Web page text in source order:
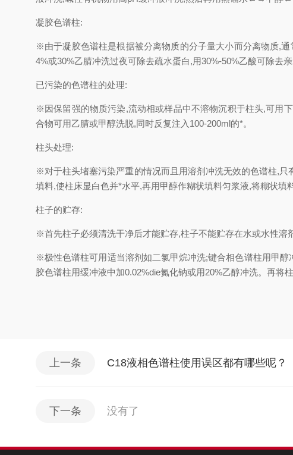
凝胶色谱柱:
※由于凝胶色谱柱是根据被分离物质的分子量大小而分离物质,
4%或30%乙腈冲洗过夜可除去疏水蛋白,用30%-50%乙酸可除
已污染的色谱柱的处理:
※因保留强的物质污染,流动相或样品中不溶物沉积于柱头,可用
合物可用乙腈或甲醇洗脱,同时反复注入100-200ml的*。
柱头处理:
※对于柱头堵塞污染严重的情况而且用溶剂冲洗无效的色谱柱,
填料,使柱床显白色并*水平,再用甲醇作糊状填料匀浆液,将糊状填
柱子的贮存:
※首先柱子必须清洗干净后才能贮存,柱子不能贮存在水或水性溶
※极性色谱柱可用适当溶剂如二氯甲烷冲洗;键合相色谱柱用甲
胶色谱柱用缓冲液中加0.02%die氮化钠或用20%乙醇冲洗。再将
上一条 C18液相色谱柱使用误区都有哪些呢？
下一条 没有了